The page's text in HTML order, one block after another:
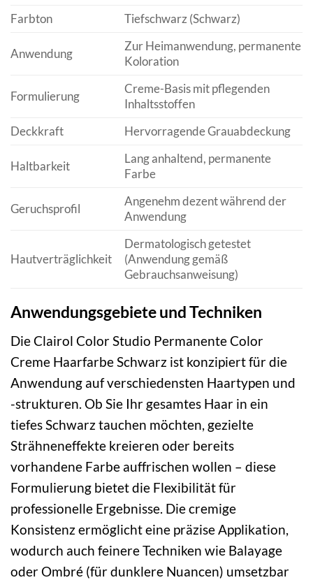
Farbton
Tiefschwarz (Schwarz)
Anwendung
Zur Heimanwendung, permanente
Koloration
Formulierung
Creme-Basis mit pflegenden
Inhaltsstoffen
Deckkraft
Hervorragende Grauabdeckung
Haltbarkeit
Lang anhaltend, permanente
Farbe
Geruchsprofil
Angenehm dezent während der
Anwendung
Hautverträglichkeit
Dermatologisch getestet
(Anwendung gemäß
Gebrauchsanweisung)
Anwendungsgebiete und Techniken
Die Clairol Color Studio Permanente Color
Creme Haarfarbe Schwarz ist konzipiert für die
Anwendung auf verschiedensten Haartypen und
-strukturen. Ob Sie Ihr gesamtes Haar in ein
tiefes Schwarz tauchen möchten, gezielte
Strähneneffekte kreieren oder bereits
vorhandene Farbe auffrischen wollen – diese
Formulierung bietet die Flexibilität für
professionelle Ergebnisse. Die cremige
Konsistenz ermöglicht eine präzise Applikation,
wodurch auch feinere Techniken wie Balayage
oder Ombré (für dunklere Nuancen) umsetzbar